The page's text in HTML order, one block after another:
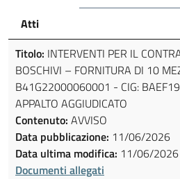
Atti
Titolo: INTERVENTI PER IL
BOSCHIVI – FORNITURA DI 10
B41G22000060001 - CIG:
APPALTO AGGIUDICATO
Contenuto: AVVISO
Data pubblicazione: 11/06/2026
Data ultima modifica: 11/06/2026
Documenti allegati